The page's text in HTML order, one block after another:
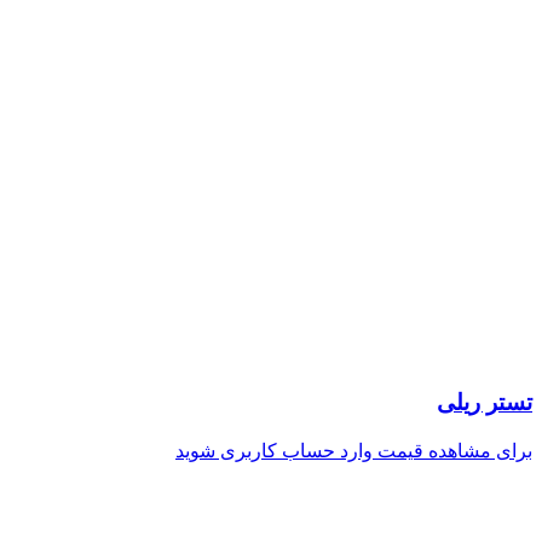
تستر ریلی
برای مشاهده قیمت وارد حساب کاربری شوید